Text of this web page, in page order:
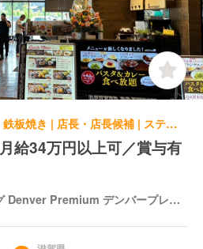
洋食・西洋料理, ステーキ・鉄板焼き | 店長・店長候補 | ステーキ＆ハンバーグ Denver Premium デンバープレミアム イオンモール草津店
給34万円以上可／賞与有
Denver Premium デンバープレミ